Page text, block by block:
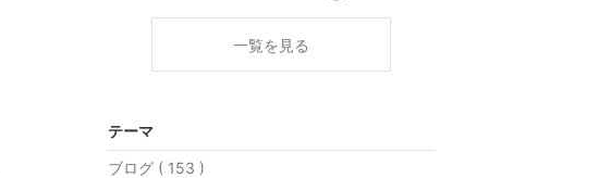
一覧を見る
テーマ
ブログ ( 153 )